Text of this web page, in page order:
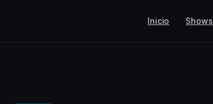
Inicio Shows